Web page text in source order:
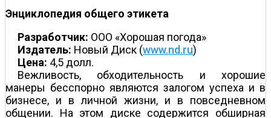
Энциклопедия общего этикета
Разработчик: ООО «Хорошая погода»
Издатель: Новый Диск (www.nd.ru)
Цена: 4,5 долл.
Вежливость, обходительность и хорошие
манеры бесспорно являются залогом успеха и в
бизнесе, и в личной жизни, и в повседневном
общении. На этом диске содержится обширная